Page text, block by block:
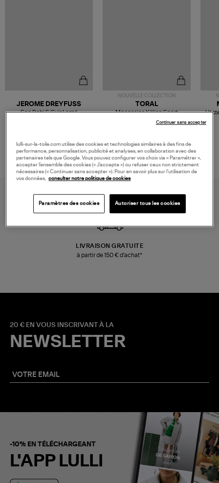
JEROME DREYFUSS
Sac Bobi S Cuir Lamé
NOUVELLE COLLECTION
189,00 €
TORAL
Mocassins Killian Sport
Mousse
LIVRAISON GRATUITE
à partir de 150 € d'achat*
20 € EN VOUS INSCRIVANT À LA
NEWSLETTER
-10% EN TÉLÉCHARGEANT
L'APP LULLI
lulli-sur-la-toile.com utilise des cookies et technologies similaires à des fins de
performance, personnalisation, publicité et analyses, en collaboration avec des
partenaires tels que Google. Vous pouvez configurer vos choix via « Paramétrer »,
accepter l’ensemble des cookies (« J’accepte ») ou refuser ceux non strictement
nécessaires (« Continuer sans accepter »). Pour en savoir plus sur l’utilisation de
vos données, consulter notre politique de cookies
Paramètres des cookies Autoriser tous les cookies
Continuer sans accepter